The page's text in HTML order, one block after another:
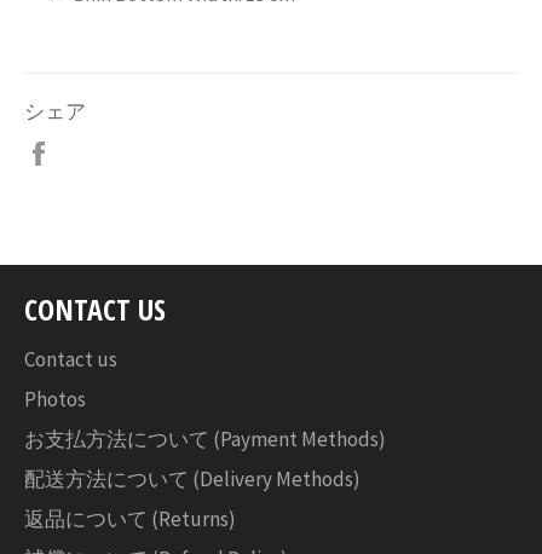
シェア
ア
る
CONTACT US
Contact us
Photos
お支払方法について (Payment Methods)
配送方法について (Delivery Methods)
返品について (Returns)